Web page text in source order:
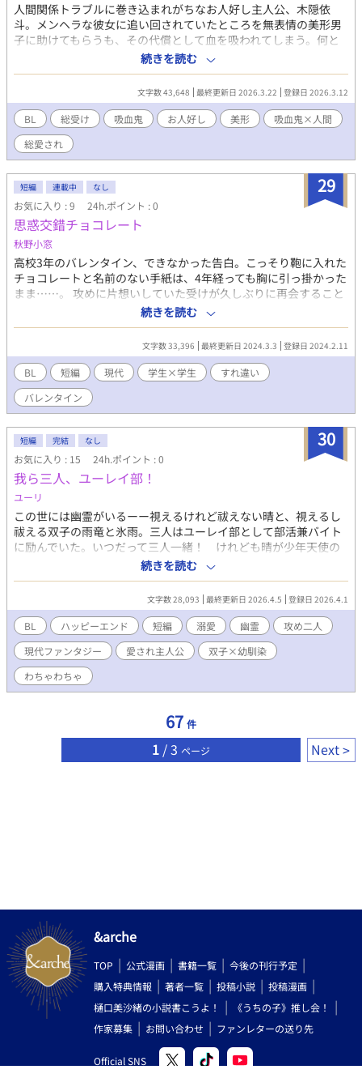
人間関係トラブルに巻き込まれがちなお人好し主人公、木隠依
斗。メンヘラな彼女に追い回されていたところを無表情の美形男
子に助けてもらうも、その代償として血を吸われてしまう。何と
その男は吸血鬼だった。 持ち前の運（不運）とお人好しパワーで
依斗がいろんな人とのトラブルに巻き込まれていく、わちゃわち
ゃ（？）吸血鬼BLです。 ※主人公総受け予定 ※無理矢理描写ある
けど、主人公そんなに気にしないタイプなので明るめです（多
分）
続きを読む
文字数 43,648 最終更新日 2026.3.22 登録日 2026.3.12
BL 総受け 吸血鬼 お人好し 美形
吸血鬼×人間
総愛され
29
短編 連載中 なし
お気に入り : 9 24h.ポイント : 0
思惑交錯チョコレート
秋野小窓
高校3年のバレンタイン、できなかった告白。こっそり鞄に入れた
チョコレートと名前のない手紙は、4年経っても胸に引っ掛かった
まま……。 攻めに片想いしていた受けが久しぶりに再会すること
になり、お節介な外野が首を突っ込んでわちゃわちゃするお話で
す。 ＊小松 勇至（こまつ ゆうじ）：大学4年。進学のため一
人暮らししていたが、卒業を間近に控え実家に戻ってきている。
＊成田 ケイ（なりた けい）：大学4年。塾講師のアルバイト。
高校の頃から小松に思いを寄せている。 ・福島 沓子（ふくし
ま とうこ）：ケイがチョコを買った際の販売員。成田のことを
放っておけない。 ・小松 り花（こまつ りか）：勇至の妹。腐
女子。
続きを読む
文字数 33,396 最終更新日 2024.3.3 登録日 2024.2.11
BL 短編 現代 学生×学生
すれ違い
バレンタイン
30
短編 完結 なし
お気に入り : 15 24h.ポイント : 0
我ら三人、ユーレイ部！
ユーリ
この世には幽霊がいるーー視えるけれど祓えない晴と、視えるし
祓える双子の雨竜と氷雨。三人はユーレイ部として部活兼バイト
に励んでいた。いつだって三人一緒！ けれども晴が少年天使の
幽霊に憑かれたり、新しい顧問にプロポーズされちゃったり！？
「お前が勝手に殺されることはねえよ」「お前は俺らが一生かけ
て守んだよ」沸点の低い双子の攻×双子の霊力増幅器な受「死ぬ
時は三人一緒！」ーー三人の毎日はドタバタわちゃわちゃです！
続きを読む
文字数 28,093 最終更新日 2026.4.5 登録日 2026.4.1
BL ハッピーエンド 短編 溺愛 幽霊
攻め二人
現代ファンタジー
愛され主人公
双子×幼馴染
わちゃわちゃ
67 件
1 / 3 ページ Next
&arche
TOP 公式漫画 書籍一覧
今後の刊行予定
購入特典情報
著者一覧 投稿小説
投稿漫画
樋口美沙緒の小説書こうよ！
《うちの子》推し会！
作家募集
お問い合わせ ファンレターの送り先
Official SNS